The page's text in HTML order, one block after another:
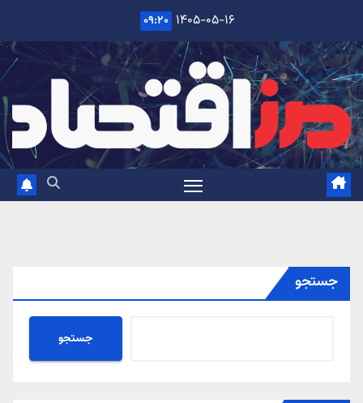
content
۱۴۰۵-۰۵-۱۶ ۰۹:۲۰
جستجو
جستجو